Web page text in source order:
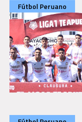
Fútbol Peruano